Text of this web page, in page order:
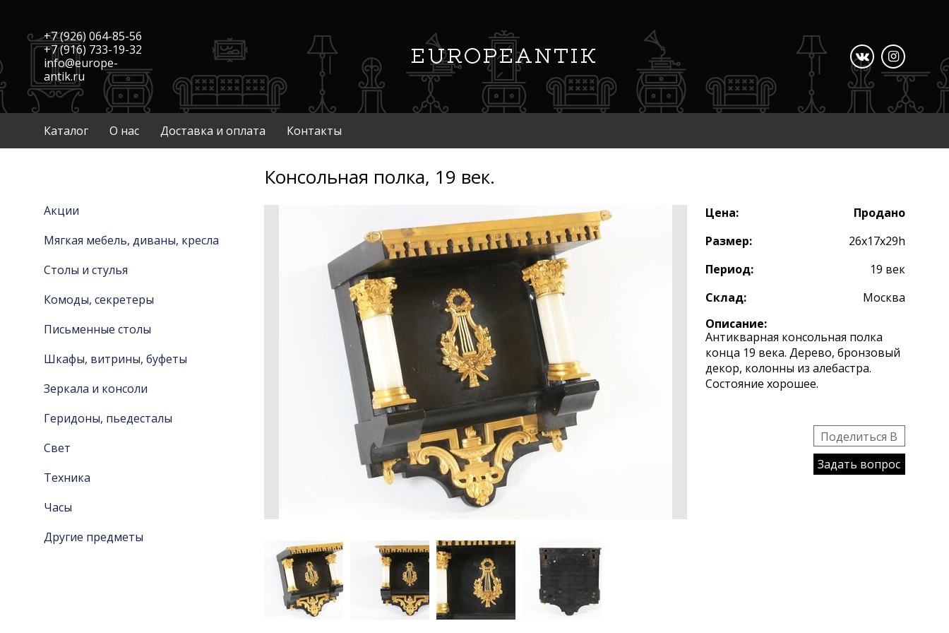
+7 (926) 064-85-56
+7 (916) 733-19-32
info@europe-
antik.ru
Каталог О нас Доставка и оплата Контакты
Акции
Мягкая мебель, диваны, кресла
Столы и стулья
Комоды, секретеры
Письменные столы
Шкафы, витрины, буфеты
Зеркала и консоли
Геридоны, пьедесталы
Свет
Техника
Часы
Другие предметы
Консольная полка, 19 век.
Цена:
Продано
Размер:
26х17х29h
Период:
19 век
Склад:
Москва
Описание:
Антикварная консольная полка
конца 19 века. Дерево, бронзовый
декор, колонны из алебастра.
Состояние хорошее.
Поделиться B
Задать вопрос